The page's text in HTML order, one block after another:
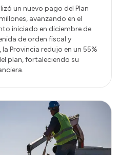
un nuevo pago del Plan
avanzando en el
iniciado en diciembre de
de orden fiscal y
Provincia redujo en un 55%
plan, fortaleciendo su